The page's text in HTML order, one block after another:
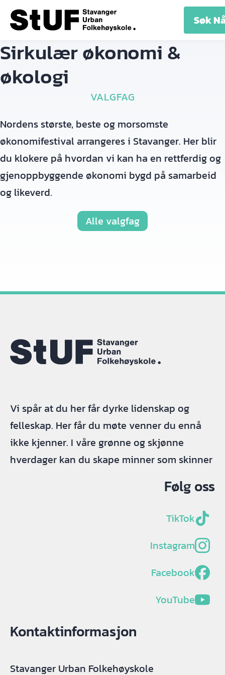
LINJER
ELEV
INFO
UTLEIE
Søk
Sirkulær økonomi &
økologi
VALGFAG
Nordens største, beste og morsomste
økonomifestival arrangeres i Stavanger. Her blir
du klokere på hvordan vi kan ha en rettferdig og
gjenoppbyggende økonomi bygd på samarbeid
og likeverd.
Alle valgfag
Vi spår at du her får dyrke lidenskap og
felleskap. Her får du møte venner du ennå
ikke kjenner. I våre grønne og skjønne
hverdager kan du skape minner som skinner
Følg oss
TikTok
Instagram
Facebook
YouTube
Kontaktinformasjon
Stavanger Urban Folkehøyskole